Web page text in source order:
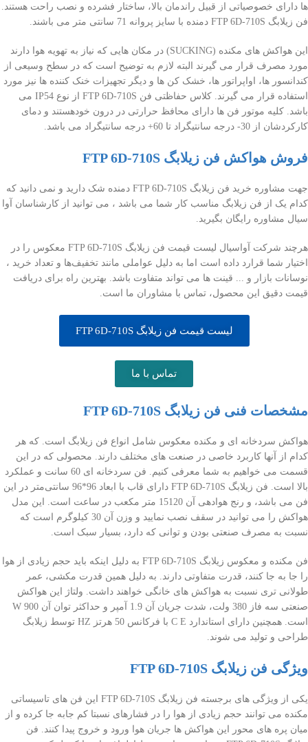
ها دارای خصوصیاتی از قبیل راندمان بالا، ساختار فشرده و نصب راحت هستند.
فن زیلابگ FTP 6D-710S دمنده با سایز پروانه 71 سانتی متر می باشند.
این هواکش های مکنده (SUCKING) در مکان هایی که نیاز به تهویه هوا دارند
مورد مصرف قرار می گیرند البته لازم به توضیح است که در سطح وسیعی از
کندانسور ها، اواپراتور ها، خشک کن ها و دیگر تجهیزات خنک کننده ها نیز مورد
استفاده قرار می گیرند. کلاس حفاظتی فن FTP 6D-710S از نوع IP54 می
باشد. کلیه موتور فن ها دارای محافظ حرارتی در درون خودهستند و دمای
کارکردشان از 30- درجه سانتیگراد تا 60+ درجه سانتیگراد می باشد.
فروش هواکش فن زیلابگ FTP 6D-710S
جهت مشاوره خرید فن زیلابگ FTP 6D-710S دمنده شک دارید و نمی دانید که
کدام یک از فن زیلابگ مناسب کار شما می باشد ، می توانید از کارشناسان آوا
سیال مشاوره رایگان بگیرید.
هرچند شرکت آواسیال لیست قیمت فن زیلابگ FTP 6D-710S معکوس را در
اختیار شما قرارد داده است اما به دلیل عواملی مانند تخفیف‌ها و تعداد خرید ،
نوسانات بازار و ... قینت ها می تواند متفاوت باشد. بهترین راه برای دریافت
قیمت دقیق این محصول، تماس با مشاوران ما است.
لیست قیمت فن زیلابگ FTP 6D-710S
تماس با ما
مشخصات فنی فن زیلابگ FTP 6D-710S
هواکش سردخانه ای و مکنده معکوس شامل انواع فن زیلابگ است. که هر
کدام از آنها کاربرد خاصی در صنعت های مختلف دارند. محصولی که در این
قسمت می خواهیم به شما معرفی کنیم. فن سردخانه ای 60 سانت و عملکرد
بالا است. فن زیلابگ FTP 6D-710S دارای قاب با ابعاد 96*96 سانتی‌متر در این
فن می باشد، و رنج هوادهی آن 15120 متر مکعب در ساعت است. این مدل
هواکش را می توانید در سقف نصب نمایید و وزن آن 30 کیلوگرم است که
نسبت به مصرف صنعتی بودن و توانی که دارد، بسیار سبک است.
فن مکنده و معکوس زیلابگ FTP 6D-710S به دلیل اینکه باید حجم زیادی از هوا
را جا به جا کنند، قدرت متفاوتی دارند. به دلیل همین قدرت مکشی، عمر
طولانی تری نسبت به هواکش های خانگی خواهند داشت. ولتاژ این هواکش
صنعتی سه فاز 380 ولت، شدت جریان آن 1.9 آمپر و حداکثر توان آن 900 W
است. همچنین دارای استاندارد C E با فرکانس 50 هرتز HZ توسط زیلابگ
طراحی و تولید می شوند.
ویژگی فن زیلابگ FTP 6D-710S
یکی از ویژگی های برجسته فن زیلابگ FTP 6D-710S این فن های تاسیساتی
مکنده می توانند حجم زیادی از هوا را در فشارهای نسبتا کم جابه جا کرده و از
میان پره های محور این هواکش ها جریان هوا ورود و خروج پیدا کنند. فن